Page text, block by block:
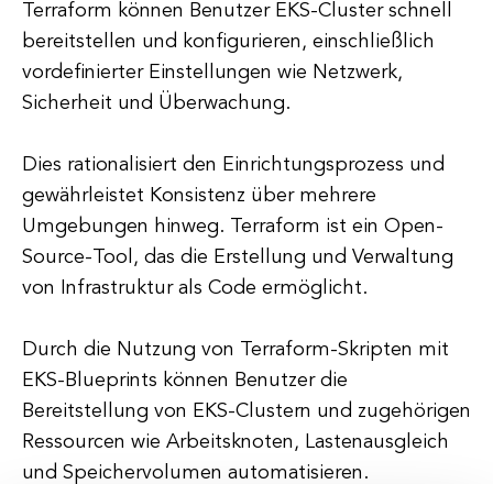
Terraform können Benutzer EKS-Cluster schnell
bereitstellen und konfigurieren, einschließlich
vordefinierter Einstellungen wie Netzwerk,
Sicherheit und Überwachung.
Dies rationalisiert den Einrichtungsprozess und
gewährleistet Konsistenz über mehrere
Umgebungen hinweg. Terraform ist ein Open-
Source-Tool, das die Erstellung und Verwaltung
von Infrastruktur als Code ermöglicht.
Durch die Nutzung von Terraform-Skripten mit
EKS-Blueprints können Benutzer die
Bereitstellung von EKS-Clustern und zugehörigen
Ressourcen wie Arbeitsknoten, Lastenausgleich
und Speichervolumen automatisieren.